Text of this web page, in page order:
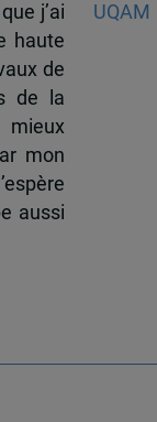
j’ai
haute
de
de la
mon
aussi